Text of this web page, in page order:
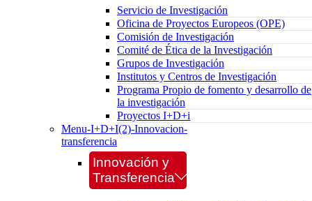
Servicio de Investigación
Oficina de Proyectos Europeos (OPE)
Comisión de Investigación
Comité de Ética de la Investigación
Grupos de Investigación
Institutos y Centros de Investigación
Programa Propio de fomento y desarrollo de
la investigación
Proyectos I+D+i
Menu-I+D+I(2)-Innovacion-
transferencia
Innovación y
Transferencia